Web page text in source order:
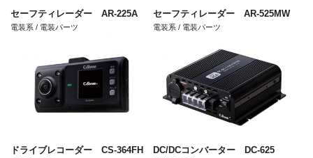
セーフティレーダー AR-225A
電装系 / 電装パーツ
セーフティレーダー AR-525MW
電装系 / 電装パーツ
ドライブレコーダー CS-364FH DC/DCコンバーター DC-625